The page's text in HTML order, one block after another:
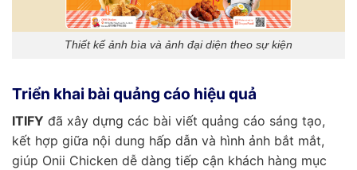
Thiết kế ảnh bìa và ảnh đại diện theo sự kiện
Triển khai bài quảng cáo hiệu quả
ITIFY đã xây dựng các bài viết quảng cáo sáng tạo,
kết hợp giữa nội dung hấp dẫn và hình ảnh bắt mắt,
giúp Onii Chicken dễ dàng tiếp cận khách hàng mục